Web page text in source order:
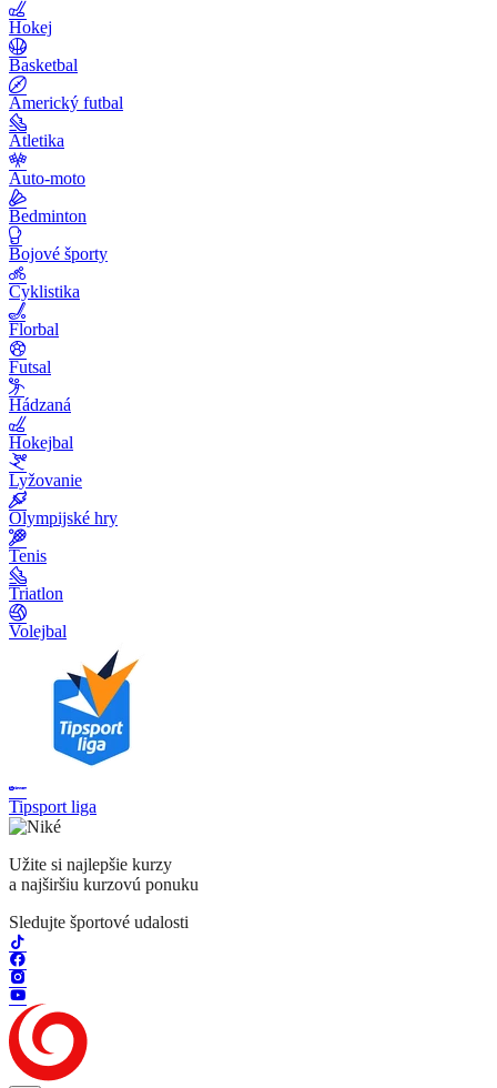
Hokej
Basketbal
Americký futbal
Atletika
Auto-moto
Bedminton
Bojové športy
Cyklistika
Florbal
Futsal
Hádzaná
Hokejbal
Lyžovanie
Olympijské hry
Tenis
Triatlon
Volejbal
Tipsport liga
Užite si najlepšie kurzy
a najširšiu kurzovú ponuku
Sledujte športové udalosti